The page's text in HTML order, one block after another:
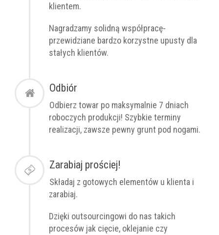
klientem.
Nagradzamy solidną współpracę-
przewidziane bardzo korzystne upusty dla
stałych klientów.
Odbiór
Odbierz towar po maksymalnie 7 dniach
roboczych produkcji! Szybkie terminy
realizacji, zawsze pewny grunt pod nogami.
Zarabiaj prościej!
Składaj z gotowych elementów u klienta i
zarabiaj.
Dzięki outsourcingowi do nas takich
procesów jak cięcie, oklejanie czy